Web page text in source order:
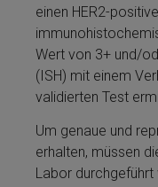
einen HER2-
Wert von 3+ und/
(ISH) mit ei­nem
validierten Test
Um genaue und
erhalten, müssen
Labor durchgeführt